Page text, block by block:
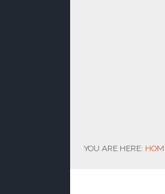
YOU ARE HERE: